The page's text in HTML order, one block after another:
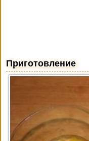
Приготовление